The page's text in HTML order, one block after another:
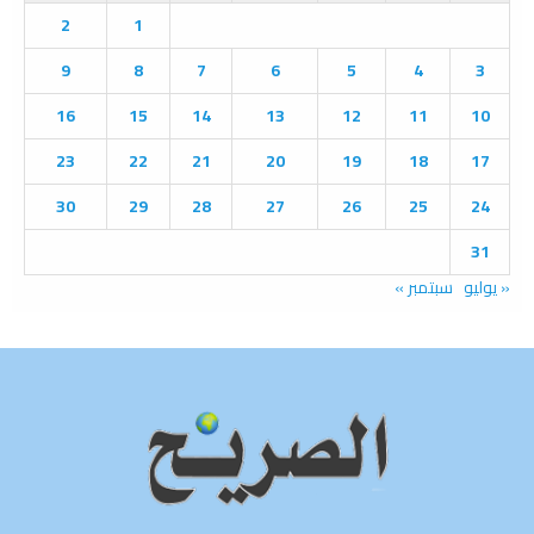
o
R
C
H
1
2
3
4
5
6
7
8
9
10
11
12
13
14
15
16
17
18
19
20
21
22
23
24
25
26
27
28
29
30
31
« يوليو سبتمبر »